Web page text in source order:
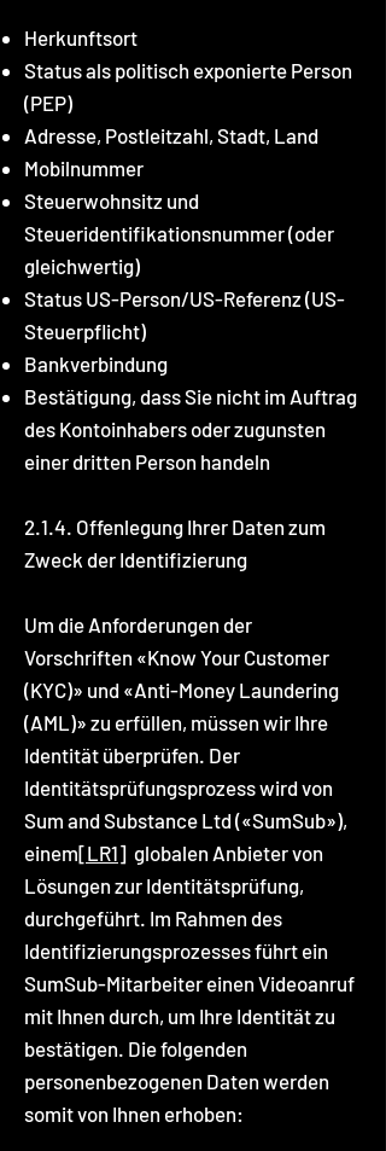
Herkunftsort
Status als politisch exponierte Person
(PEP)
Adresse, Postleitzahl, Stadt, Land
Mobilnummer
Steuerwohnsitz und
Steueridentifikationsnummer (oder
gleichwertig)
Status US-Person/US-Referenz (US-
Steuerpflicht)
Bankverbindung
Bestätigung, dass Sie nicht im Auftrag
des Kontoinhabers oder zugunsten
einer dritten Person handeln
2.1.4. Offenlegung Ihrer Daten zum
Zweck der Identifizierung
Um die Anforderungen der
Vorschriften «Know Your Customer
(KYC)» und «Anti-Money Laundering
(AML)» zu erfüllen, müssen wir Ihre
Identität überprüfen. Der
Identitätsprüfungsprozess wird von
Sum and Substance Ltd («SumSub»),
einem[LR1] globalen Anbieter von
Lösungen zur Identitätsprüfung,
durchgeführt. Im Rahmen des
Identifizierungsprozesses führt ein
SumSub-Mitarbeiter einen Videoanruf
mit Ihnen durch, um Ihre Identität zu
bestätigen. Die folgenden
personenbezogenen Daten werden
somit von Ihnen erhoben: